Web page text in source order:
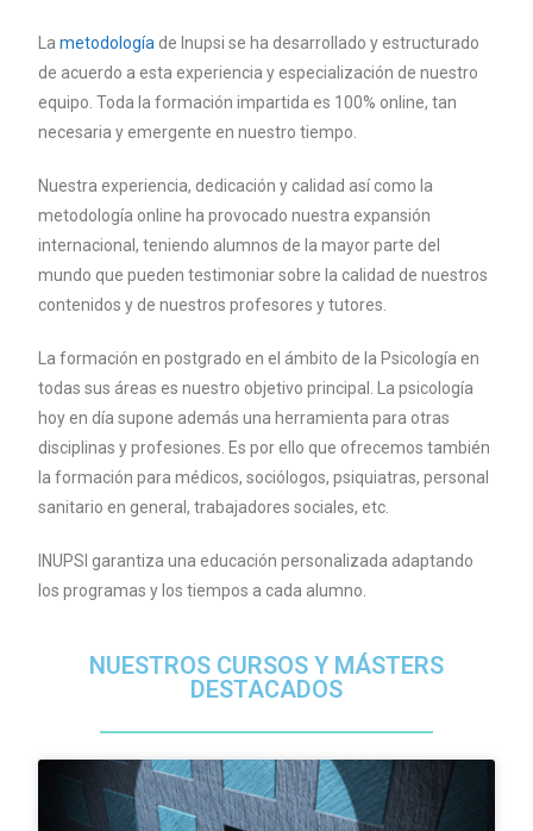
Lametodología de Inupsi se ha desarrollado y estructurado
de acuerdo a esta experiencia y especialización de nuestro
equipo. Toda la formación impartida es 100% online, tan
necesaria y emergente en nuestro tiempo.
Nuestra experiencia, dedicación y calidad así como la
metodología online ha provocado nuestra expansión
internacional, teniendo alumnos de la mayor parte del
mundo que pueden testimoniar sobre la calidad de nuestros
contenidos y de nuestros profesores y tutores.
La formación en postgrado en el ámbito de la Psicología en
todas sus áreas es nuestro objetivo principal. La psicología
hoy en día supone además una herramienta para otras
disciplinas y profesiones. Es por ello que ofrecemos también
la formación para médicos, sociólogos, psiquiatras, personal
sanitario en general, trabajadores sociales, etc.
INUPSI garantiza una educación personalizada adaptando
los programas y los tiempos a cada alumno.
NUESTROS CURSOS Y MÁSTERS
DESTACADOS